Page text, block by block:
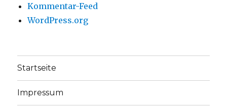
Kommentar-Feed
WordPress.org
Startseite
Impressum